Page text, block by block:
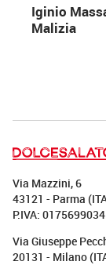
Iginio
Malizia
Via Mazzini, 6
43121 - Parma
P.IVA:
Via Giuseppe
20131 - Milano